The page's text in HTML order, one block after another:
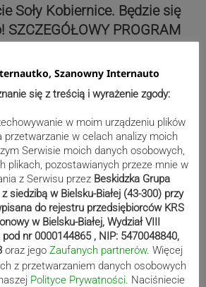
Soły Kobiernice. Będzie się
SZCZEGÓŁOWY PROGRAM
stolicą europejskiego kajak
rywalizowało przez trzy dni
Szanowny Internauto
się z treścią i wyrażenie zgody:
w moim urządzeniu plików
przetwarzanie w celach analizy moich
Serwisie moich danych osobowych,
plikach, pozostawianych przeze mnie w
z Serwisu przez Beskidzka Grupa
siedzibą w Bielsku-Białej (43-300) przy
do rejestru przedsiębiorców KRS
w Bielsku-Białej, Wydział VIII
nr 0000144865 , NIP: 5470048840,
oraz jego Zaufanych partnerów. Więcej
z przetwarzaniem danych osobowych
Polityce Prywatności. Naciśniecie